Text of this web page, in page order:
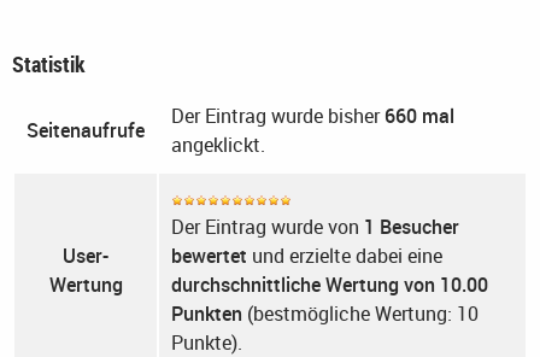
Statistik
Seitenaufrufe
Der Eintrag wurde bisher660 mal
angeklickt.
User-
Wertung
Der Eintrag wurde von 1 Besucher
bewertet und erzielte dabei eine
durchschnittliche Wertung von 10.00
Punkten (bestmögliche Wertung: 10
Punkte).